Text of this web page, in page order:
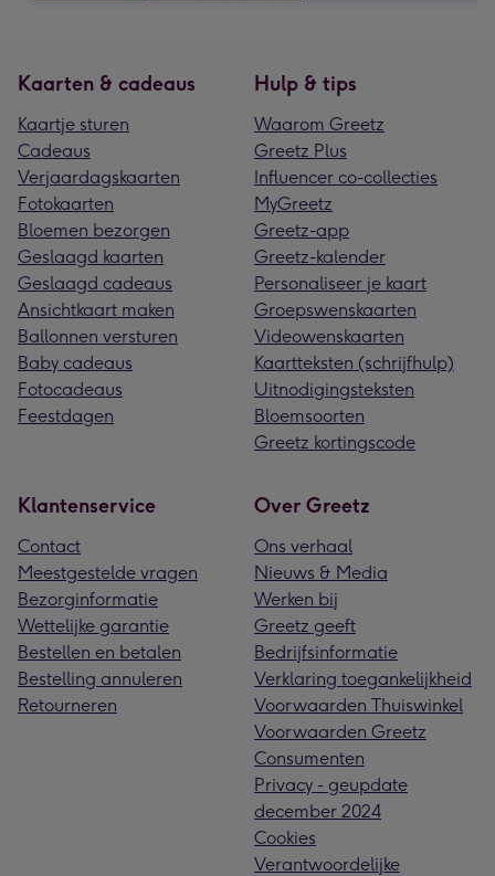
Kaarten & cadeaus
Kaartje sturen
Cadeaus
Verjaardagskaarten
Fotokaarten
Bloemen bezorgen
Geslaagd kaarten
Geslaagd cadeaus
Ansichtkaart maken
Ballonnen versturen
Baby cadeaus
Fotocadeaus
Feestdagen
Hulp & tips
Waarom Greetz
Greetz Plus
Influencer co-collecties
MyGreetz
Greetz-app
Greetz-kalender
Personaliseer je kaart
Groepswenskaarten
Videowenskaarten
Kaartteksten (schrijfhulp)
Uitnodigingsteksten
Bloemsoorten
Greetz kortingscode
Klantenservice
Contact
Meestgestelde vragen
Bezorginformatie
Wettelijke garantie
Bestellen en betalen
Bestelling annuleren
Retourneren
Over Greetz
Ons verhaal
Nieuws & Media
Werken bij
Greetz geeft
Bedrijfsinformatie
Verklaring toegankelijkheid
Voorwaarden Thuiswinkel
Voorwaarden Greetz
Consumenten
Privacy - geupdate
december 2024
Cookies
Verantwoordelijke